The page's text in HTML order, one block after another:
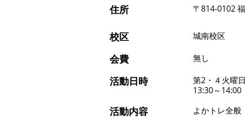
住所 〒814-0102
校区 城南校区
会費 無し
活動日時
第2・４火曜日
13:30～14:00
活動内容 よかトレ全般